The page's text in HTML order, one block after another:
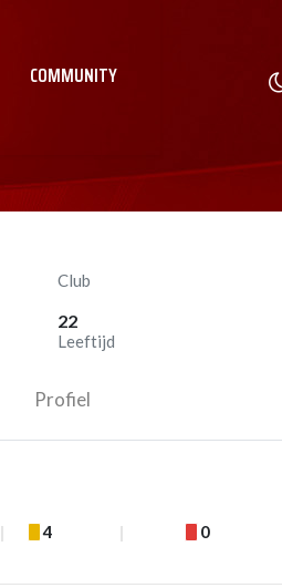
COMMUNITY
Club
22
Leeftijd
Profiel
4 0